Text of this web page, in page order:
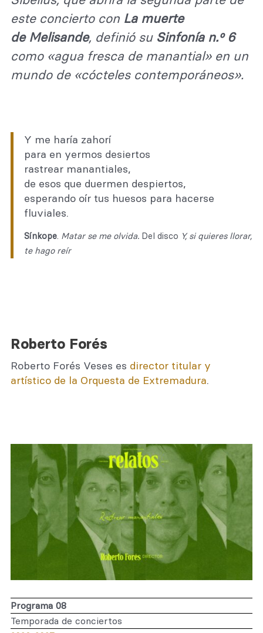
este concierto con La muerte
de Melisande, definió su Sinfonía n.º6
como «agua fresca de manantial» en un
mundo de «cócteles contemporáneos».
Y me haría zahorí
para en yermos desiertos
rastrear manantiales,
de esos que duermen despiertos,
esperando oír tus huesos para hacerse
fluviales.
Sínkope. Matar se me olvida. Del disco Y, si quieres llorar,
te hago reír
Roberto Forés
Roberto Forés Veses es director titular y
artístico de la Orquesta de Extremadura.
Programa 08
Temporada de conciertos